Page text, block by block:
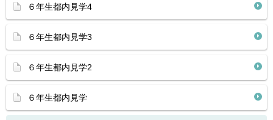
６年生都内見学4
６年生都内見学3
６年生都内見学2
６年生都内見学